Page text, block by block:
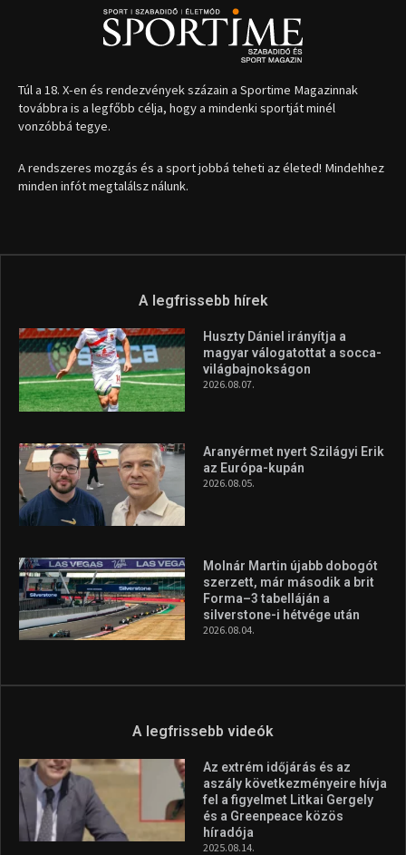
Túl a 18. X-en és rendezvények százain a Sportime Magazinnak
továbbra is a legfőbb célja, hogy a mindenki sportját minél
vonzóbbá tegye.
A rendszeres mozgás és a sport jobbá teheti az életed! Mindehhez
minden infót megtalálsz nálunk.
A legfrissebb hírek
Huszty Dániel irányítja a
magyar válogatottat a socca-
világbajnokságon
2026.08.07.
Aranyérmet nyert Szilágyi Erik
az Európa-kupán
2026.08.05.
Molnár Martin újabb dobogót
szerzett, már második a brit
Forma–3 tabelláján a
silverstone-i hétvége után
2026.08.04.
A legfrissebb videók
Az extrém időjárás és az
aszály következményeire hívja
fel a figyelmet Litkai Gergely
és a Greenpeace közös
híradója
2025.08.14.